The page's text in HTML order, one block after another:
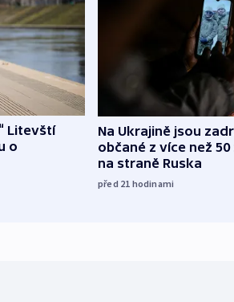
Litevští
o
Na Ukrajině jsou
občané z více než
na straně Ruska
před 21 hodinami